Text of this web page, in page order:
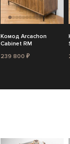
Комод Arcachon
Cabinet RM
239 800 ₽